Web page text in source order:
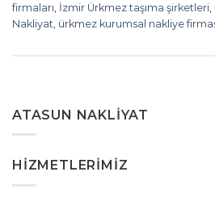
firmaları İzmir Ürkmez taşıma şirketleri
Nakliyat ürkmez kurumsal nakliye
ATASUN NAKLIYAT
HIZMETLERIMIZ